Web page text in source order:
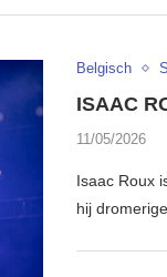
Belgisch
ISAAC
11/05/2026
Isaac Roux
hij